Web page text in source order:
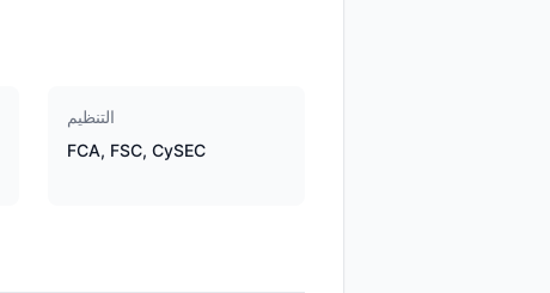
التنظيم
FCA, FSC, CySEC